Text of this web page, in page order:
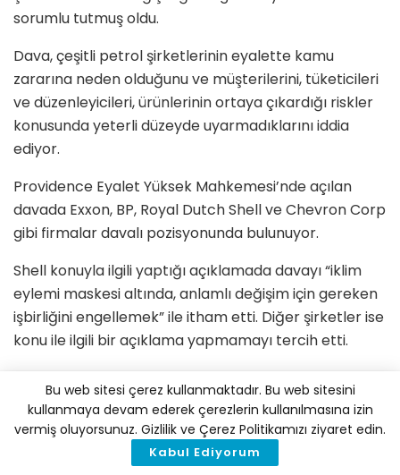
sorumlu tutmuş oldu.
Dava, çeşitli petrol şirketlerinin eyalette kamu
zararına neden olduğunu ve müşterilerini, tüketicileri
ve düzenleyicileri, ürünlerinin ortaya çıkardığı riskler
konusunda yeterli düzeyde uyarmadıklarını iddia
ediyor.
Providence Eyalet Yüksek Mahkemesi’nde açılan
davada Exxon, BP, Royal Dutch Shell ve Chevron Corp
gibi firmalar davalı pozisyonunda bulunuyor.
Shell konuyla ilgili yaptığı açıklamada davayı “iklim
eylemi maskesi altında, anlamlı değişim için gereken
işbirliğini engellemek” ile itham etti. Diğer şirketler ise
konu ile ilgili bir açıklama yapmamayı tercih etti.
şehirleri ve yerel yönetimleri tarafından açılan
benzer davaları izlerken, fosil yakıtların üretiminin;
kıyı şeridini, yolları ve iyileştirme gerektiren diğer
Bu web sitesi çerez kullanmaktadır. Bu web sitesini
kullanmaya devam ederek çerezlerin kullanılmasına izin
vermiş oluyorsunuz. Gizlilik ve Çerez Politikamızı ziyaret edin.
Kabul Ediyorum